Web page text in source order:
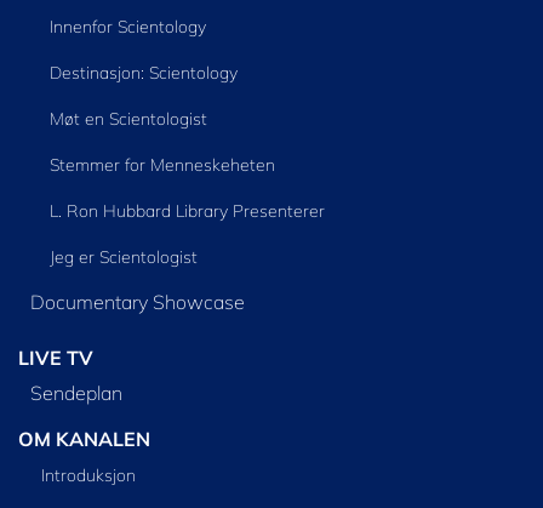
Innenfor Scientology
Destinasjon: Scientology
Møt en Scientologist
Stemmer for Menneskeheten
L. Ron Hubbard Library Presenterer
Jeg er Scientologist
Documentary Showcase
LIVE TV
Sendeplan
OM KANALEN
Introduksjon